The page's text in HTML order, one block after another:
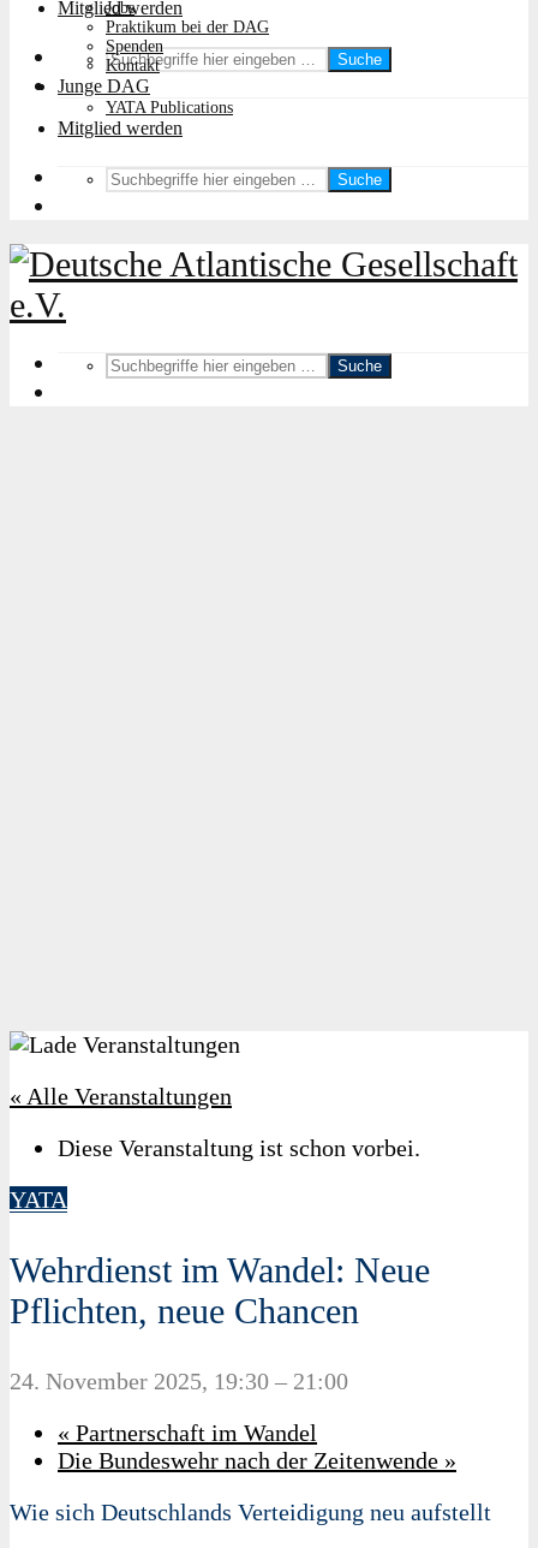
Mitglied werden
Suche
Jobs
Praktikum bei der DAG
Spenden
Kontakt
Junge DAG
YATA Publications
Mitglied werden
Suche
Suche
« Alle Veranstaltungen
Diese Veranstaltung ist schon vorbei.
YATA
Wehrdienst im Wandel: Neue
Pflichten, neue Chancen
24. November 2025, 19:30 – 21:00
« Partnerschaft im Wandel
Die Bundeswehr nach der Zeitenwende »
Wie sich Deutschlands Verteidigung neu aufstellt